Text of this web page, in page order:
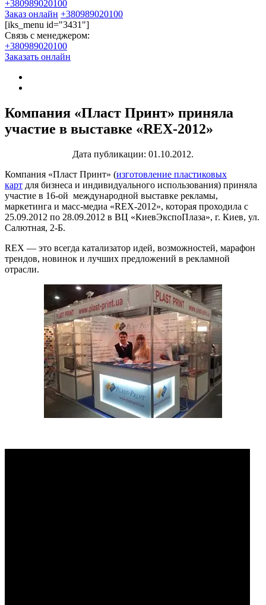
+380989020100
Заказ онлайн +380989020100
[iks_menu id="3431"]
Связь с менеджером:
+380989020100
Заказать онлайн
Компания «Пласт Принт» приняла
участие в выставке «REX-2012»
Дата публикации: 01.10.2012.
Компания «Пласт Принт» (изготовление пластиковых
карт для бизнеса и индивидуального использования) приняла
участие в 16-ой международной выставке рекламы,
маркетинга и масс-медиа «REX-2012», которая проходила с
25.09.2012 по 28.09.2012 в ВЦ «КиевЭкспоПлаза», г. Киев, ул.
Салютная, 2-Б.
REX — это всегда катализатор идей, возможностей, марафон
трендов, новинок и лучших предложений в рекламной
отрасли.